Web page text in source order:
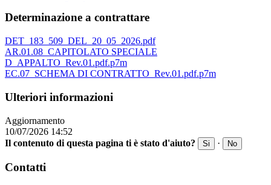
Determinazione a contrattare
DET_183_509_DEL_20_05_2026.pdf
AR.01.08_CAPITOLATO SPECIALE
D_APPALTO_Rev.01.pdf.p7m
EC.07_SCHEMA DI CONTRATTO_Rev.01.pdf.p7m
Ulteriori informazioni
Aggiornamento
10/07/2026 14:52
Il contenuto di questa pagina ti è stato d'aiuto?
Si · No
Contatti